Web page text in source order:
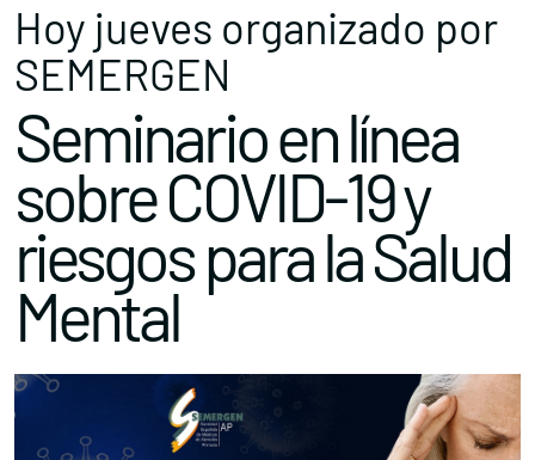
Hoy jueves organizado por
SEMERGEN
Seminario en línea
sobre COVID-19 y
riesgos para la Salud
Mental